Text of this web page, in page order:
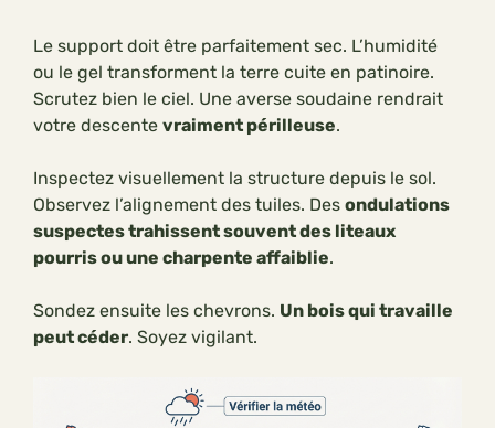
Le support doit être parfaitement sec. L’humidité
ou le gel transforment la terre cuite en patinoire.
Scrutez bien le ciel. Une averse soudaine rendrait
votre descente vraiment périlleuse.
Inspectez visuellement la structure depuis le sol.
Observez l’alignement des tuiles. Des ondulations
suspectes trahissent souvent des liteaux
pourris ou une charpente affaiblie.
Sondez ensuite les chevrons. Un bois qui travaille
peut céder. Soyez vigilant.